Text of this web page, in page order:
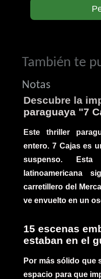
También te
Notas
Descubre la
paraguaya "7
Este thriller
entero. 7 Cajas es
suspenso. Esta
latinoamericana
carretillero del
ve envuelto en un
15 escenas
estaban en el
Por más sólido que
espacio para que